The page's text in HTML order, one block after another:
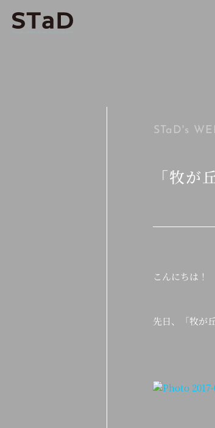
STaD's
「牧が
こんにちは！
先日、「牧が